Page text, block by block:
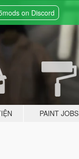
on Discord
PAINT JOBS